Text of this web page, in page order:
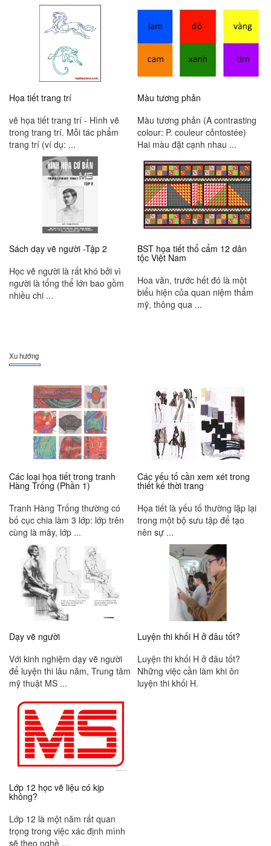
Họa tiết trang trí
vẽ họa tiết trang trí - Hình vẽ
trong trang trí. Mỗi tác phẩm
trang trí (ví dụ: ...
Màu tương phản
Màu tương phản (A contrasting
colour: P. couleur cỏntostée)
Hai màu đặt cạnh nhau ...
Sách dạy vẽ người -Tập 2
Học vẽ người là rất khó bởi vì
người là tổng thể lớn bao gồm
nhiều chi ...
BST họa tiết thổ cẩm 12 dân
tộc Việt Nam
Hoa văn, trước hết đó là một
biểu hiện của quan niệm thẩm
mỹ, thông qua ...
Xu hướng
Các loại họa tiết trong tranh
Hàng Trống (Phần 1)
Tranh Hàng Trống thường có
bố cục chia làm 3 lớp: lớp trên
cùng là mây, lớp ...
Các yếu tố cần xem xét trong
thiết kế thời trang
Họa tiết là yếu tố thường lặp lại
trong một bộ sưu tập để tạo
nên sự ...
Dạy vẽ người
Với kinh nghiệm dạy vẽ người
để luyện thi lâu năm, Trung tâm
mỹ thuật MS ...
Luyện thi khối H ở đâu tốt?
Luyện thi khối H ở đâu tốt?
Những việc cần làm khi ôn
luyện thi khối H.
Lớp 12 học vẽ liệu có kịp
không?
Lớp 12 là một năm rất quan
trọng trong việc xác định mình
sẽ theo nghề ...